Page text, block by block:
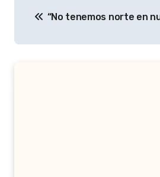
de
entradas
“No tenemos norte en